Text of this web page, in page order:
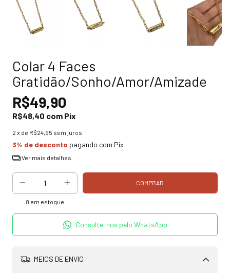
Colar 4 Faces
Gratidão/Sonho/Amor/Amizade
R$49,90
R$48,40 com Pix
2 x de R$24,95 sem juros
3% de desconto pagando com Pix
Ver mais detalhes
8 em estoque
Consulte-nos pelo WhatsApp
MEIOS DE ENVIO